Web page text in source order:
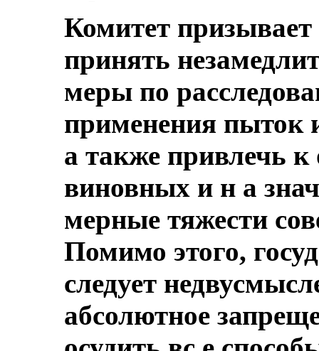
Комитет призывает
принять
меры по
применения пыток
а также привлечь к
виновных и н а
мерные тяжести
Помимо этого,
следует
абсолютное